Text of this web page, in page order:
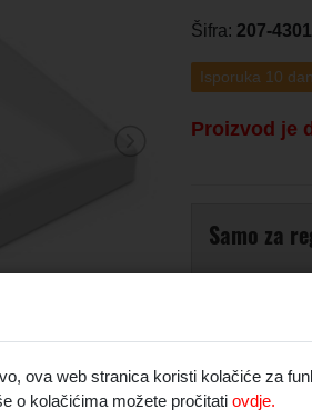
Šifra: 207-4301
Isporuka 10
Proizvod je
Samo za
ova web stranica koristi kolačiće za
o kolačićima možete pročitati ovdje.